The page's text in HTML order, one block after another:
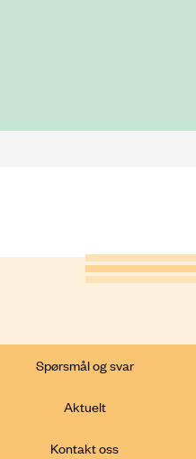
Spørsmål og svar
Aktuelt
Kontakt oss